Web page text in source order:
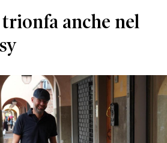
anche nel